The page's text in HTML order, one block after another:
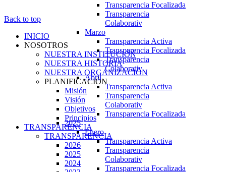
Transparencia Focalizada
Transparencia
Colaborativ
Marzo
Transparencia Activa
Transparencia Focalizada
Transparencia
Colaborativ
Abril
Transparencia Activa
Transparencia
Colaborativ
Transparencia Focalizada
2025
Enero
Transparencia Activa
Transparencia
Colaborativ
Transparencia Focalizada
Back to top
INICIO
NOSOTROS
NUESTRA INSTITUCIÓN
NUESTRA HISTORIA
NUESTRA ORGANIZACIÓN
PLANIFICACIÓN
Misión
Visión
Objetivos
Principios
TRANSPARENCIA
TRANSPARENCIA
2026
2025
2024